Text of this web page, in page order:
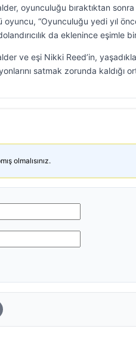
oyunculuğu bıraktıktan
oyuncu, “Oyunculuğu yedi yıl
da eklenince
ve eşi Nikki Reed’in,
satmak zorunda kaldığı
olmalısınız.